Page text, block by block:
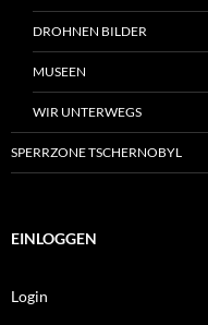
DROHNEN BILDER
MUSEEN
WIR UNTERWEGS
SPERRZONE TSCHERNOBYL
EINLOGGEN
Login